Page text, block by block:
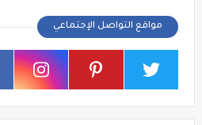
مواقع التواصل الإجتماعي